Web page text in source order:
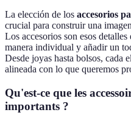
La elección de los accesorios
crucial para construir una
Los accesorios son esos
manera individual y añadir un
Desde joyas hasta bolsos, cada
alineada con lo que queremos
Qu'est-ce que les
importants ?